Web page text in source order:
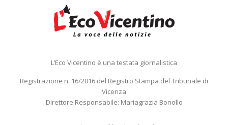
L’Eco Vicentino è una testata giornalistica
Registrazione n. 16/2016 del Registro Stampa del Tribunale di
Vicenza
Direttore Responsabile: Mariagrazia Bonollo